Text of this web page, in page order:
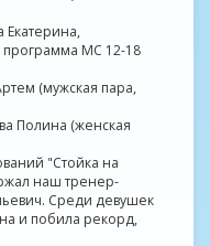
Екатерина,
программа МС 12-18
(мужская пара,
Полина (женская
"Стойка на
наш тренер-
Среди девушек
и побила рекорд,